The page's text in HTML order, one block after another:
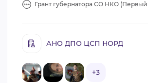
Грант губернатора СО НКО (Первый
АНО ДПО ЦСП НОРД
+3